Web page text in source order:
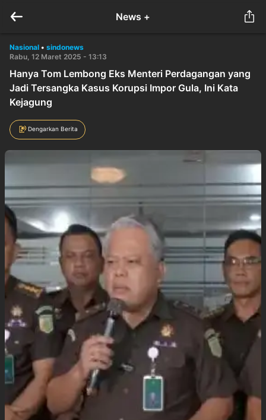
News +
Nasional • sindonews
Rabu, 12 Maret 2025 - 13:13
Hanya Tom Lembong Eks Menteri Perdagangan yang
Jadi Tersangka Kasus Korupsi Impor Gula, Ini Kata
Kejagung
Dengarkan Berita